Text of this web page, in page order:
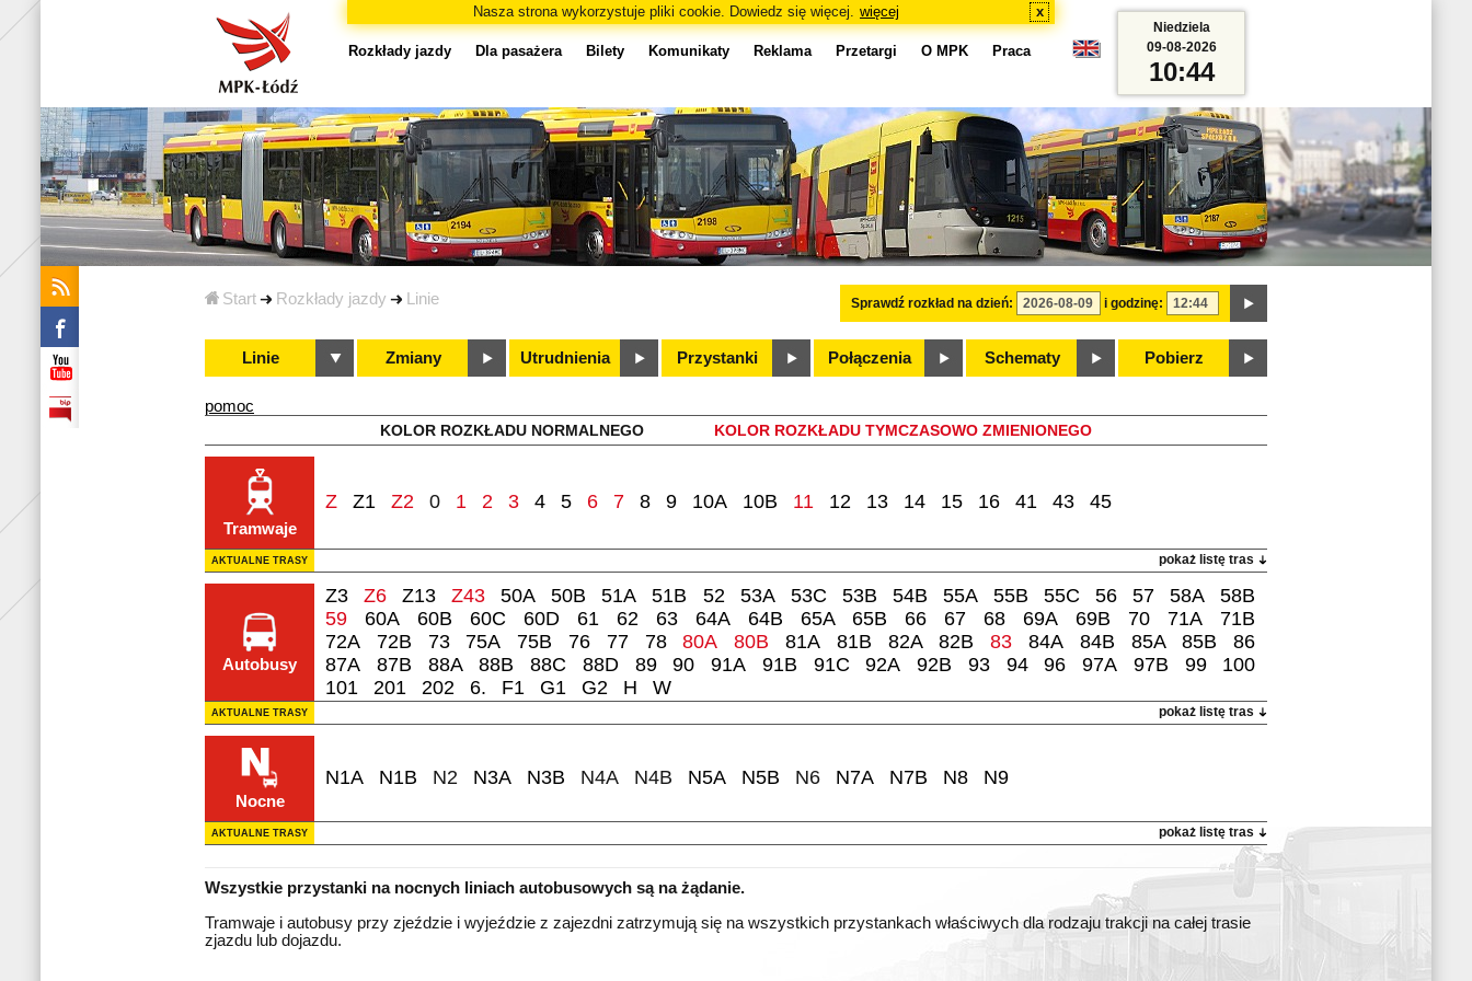
Nasza strona wykorzystuje pliki cookie. Dowiedz się więcej. więcej x
Start Rozkłady jazdy Linie
Rozkłady jazdy Dla pasażera Bilety Komunikaty Reklama Przetargi O MPK Praca
Sprawdź rozkład na dzień: i godzinę:
Linie Zmiany Utrudnienia Przystanki Połączenia Schematy Pobierz
Niedziela
09-08-2026
10:44
pomoc
KOLOR ROZKŁADU NORMALNEGO
KOLOR ROZKŁADU TYMCZASOWO ZMIENIONEGO
Tramwaje
Z Z1 Z2 0 1 2 3 4 5 6 7 8 9 10A 10B 11 12 13 14 15 16 41 43 45
pokaż listę tras
AKTUALNE TRASY
Autobusy
Z3 Z6 Z13 Z43 50A 50B 51A 51B 52 53A 53C 53B 54B 55A 55B 55C 56 57 58A
58B
59
60A 60B 60C 60D 61 62 63 64A 64B 65A 65B 66 67 68 69A 69B 70 71A
71B
72A
72B 73 75A 75B 76 77 78 80A 80B 81A 81B 82A 82B 83 84A 84B 85A 85B
86
87A
87B 88A 88B 88C 88D 89 90 91A 91B 91C 92A 92B 93 94 96 97A 97B 99
100
101
201 202 6. F1 G1 G2 H W
pokaż listę tras
AKTUALNE TRASY
Nocne
N1A N1B N2 N3A N3B N4A N4B N5A N5B N6 N7A N7B N8 N9
pokaż listę tras
AKTUALNE TRASY
Wszystkie przystanki na nocnych liniach autobusowych są na żądanie.
Tramwaje i autobusy przy zjeździe i wyjeździe z zajezdni zatrzymują się na wszystkich przystankach właściwych dla rodzaju trakcji na całej trasie
zjazdu lub dojazdu.